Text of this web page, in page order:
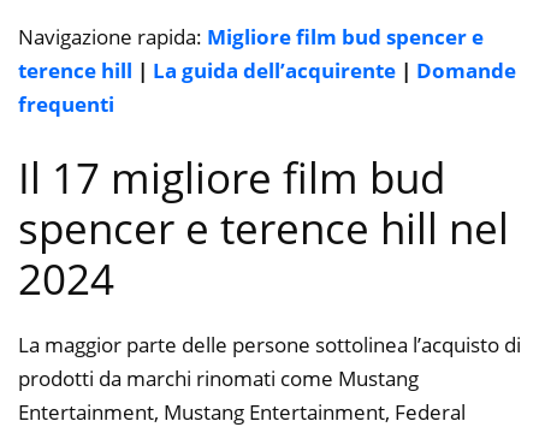
Navigazione rapida: Migliore film bud spencer e
terence hill | La guida dell’acquirente | Domande
frequenti
Il 17 migliore film bud
spencer e terence hill nel
2024
La maggior parte delle persone sottolinea l’acquisto di
prodotti da marchi rinomati come Mustang
Entertainment, Mustang Entertainment, Federal